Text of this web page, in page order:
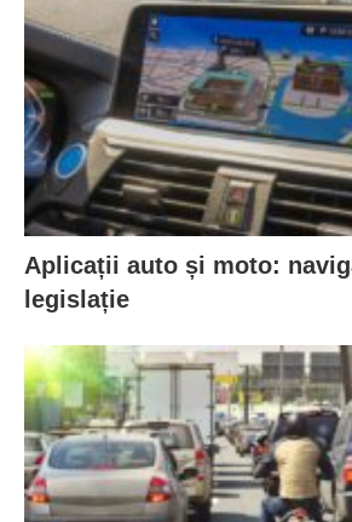
Aplicații auto și moto:
legislație